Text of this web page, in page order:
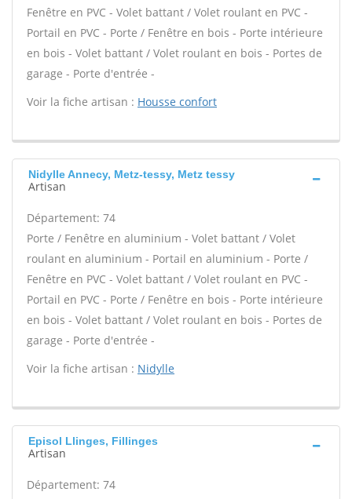
Fenêtre en PVC - Volet battant / Volet roulant en PVC -
Portail en PVC - Porte / Fenêtre en bois - Porte intérieure
en bois - Volet battant / Volet roulant en bois - Portes de
garage - Porte d'entrée -
Voir la fiche artisan : Housse confort
Nidylle Annecy, Metz-tessy, Metz tessy
Artisan
Département: 74
Porte / Fenêtre en aluminium - Volet battant / Volet
roulant en aluminium - Portail en aluminium - Porte /
Fenêtre en PVC - Volet battant / Volet roulant en PVC -
Portail en PVC - Porte / Fenêtre en bois - Porte intérieure
en bois - Volet battant / Volet roulant en bois - Portes de
garage - Porte d'entrée -
Voir la fiche artisan : Nidylle
Episol Llinges, Fillinges
Artisan
Département: 74